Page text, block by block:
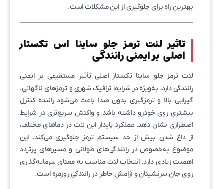
بهترین راه برای جلوگیری از این مشکلات است.
تاثیر لنت ترمز جلو ساینا اس تکستار
اصلی بر ایمنی رانندگی
لنت ترمز جلو ساینا تکستار اصلی تأثیر مستقیمی بر ایمنی
رانندگی دارد، به‌ویژه در شرایط ترافیک شهری و ترمزهای ناگهانی.
گیرایی بالا و ترمزگیری بدون صدا باعث می‌شود راننده کنترل
بیشتری روی خودرو داشته باشد و واکنش سریع‌تری در شرایط
اضطراری نشان دهد. عملکرد پایدار این لنت در دماهای مختلف،
از داغ شدن بیش از حد سیستم ترمز جلوگیری می‌کند. این
موضوع به‌خصوص در رانندگی‌های طولانی و مسیرهای پرتردد
اهمیت زیادی دارد. انتخاب لنت مناسب به معنای سرمایه‌گذاری
روی جان سرنشینان و آرامش خاطر در رانندگی روزمره است.